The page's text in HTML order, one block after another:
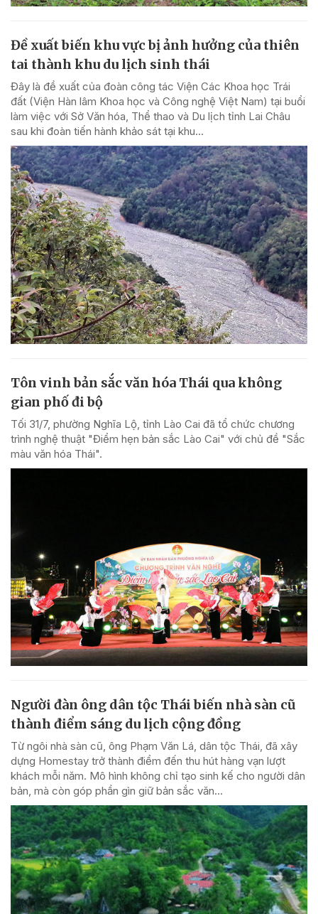
Đề xuất biến khu vực bị ảnh hưởng của thiên
tai thành khu du lịch sinh thái
Đây là đề xuất của đoàn công tác Viện Các Khoa học Trái
đất (Viện Hàn lâm Khoa học và Công nghệ Việt Nam) tại buổi
làm việc với Sở Văn hóa, Thể thao và Du lịch tỉnh Lai Châu
sau khi đoàn tiến hành khảo sát tại khu...
Tôn vinh bản sắc văn hóa Thái qua không
gian phố đi bộ
Tối 31/7, phường Nghĩa Lộ, tỉnh Lào Cai đã tổ chức chương
trình nghệ thuật "Điểm hẹn bản sắc Lào Cai" với chủ đề "Sắc
màu văn hóa Thái".
Người đàn ông dân tộc Thái biến nhà sàn cũ
thành điểm sáng du lịch cộng đồng
Từ ngôi nhà sàn cũ, ông Phạm Văn Lá, dân tộc Thái, đã xây
dựng Homestay trở thành điểm đến thu hút hàng vạn lượt
khách mỗi năm. Mô hình không chỉ tạo sinh kế cho người dân
bản, mà còn góp phần gìn giữ bản sắc văn...